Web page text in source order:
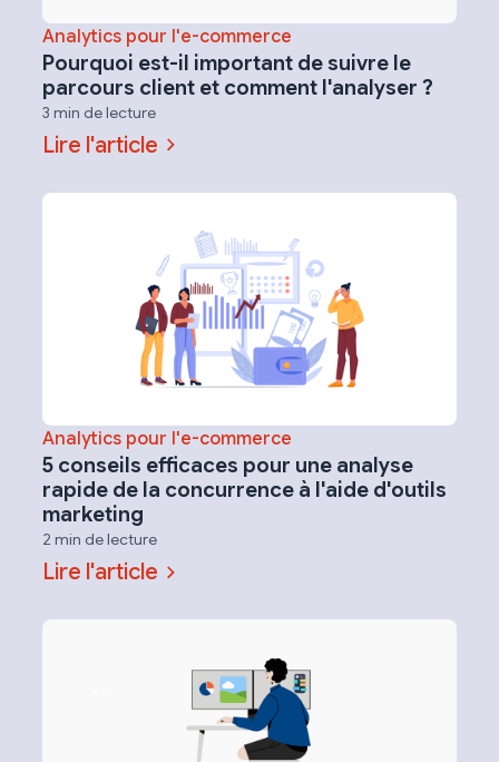
Analytics pour l'e-commerce
Pourquoi est-il important de suivre le
parcours client et comment l'analyser ?
3 min de lecture
Lire l'article
Analytics pour l'e-commerce
5 conseils efficaces pour une analyse
rapide de la concurrence à l'aide d'outils
marketing
2 min de lecture
Lire l'article